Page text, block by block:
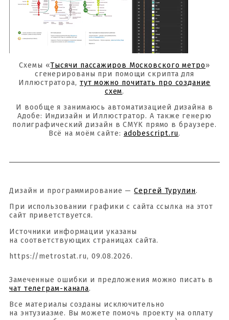
Схемы «Тысячи пассажиров Московского метро»
сгенерированы при помощи скрипта для
Иллюстратора, тут можно почитать про создание
схем.
И вообще я занимаюсь автоматизацией дизайна в
Адобе: Индизайн и Иллюстратор. А также генерю
полиграфический дизайн в CMYK прямо в браузере.
Всё на моём сайте: adobescript.ru.
Дизайн и программирование —Сергей Турулин.
При использовании графики с сайта ссылка на этот
сайт приветствуется.
Источники информации указаны
на соответствующих страницах сайта.
https://metrostat.ru, 09.08.2026.
Замеченные ошибки и предложения можно писать в
чат телеграм-канала.
Все материалы созданы исключительно
на энтузиазме. Вы можете помочь проекту на оплату